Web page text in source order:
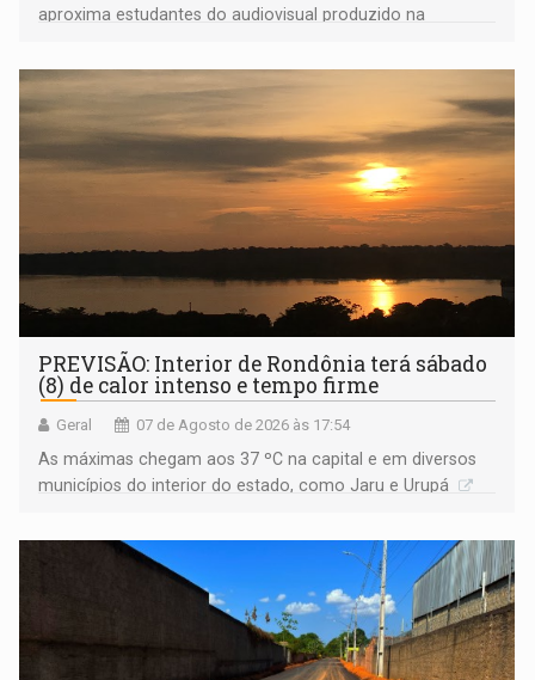
aproxima estudantes do audiovisual produzido na
PREVISÃO: Interior de Rondônia terá sábado
(8) de calor intenso e tempo firme
Geral 07 de Agosto de 2026 às 17:54
As máximas chegam aos 37 ºC na capital e em diversos
municípios do interior do estado, como Jaru e Urupá